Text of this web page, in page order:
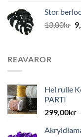
Stor
13,00kr
REAVAROR
Hel rulle
PARTI
299,00kr